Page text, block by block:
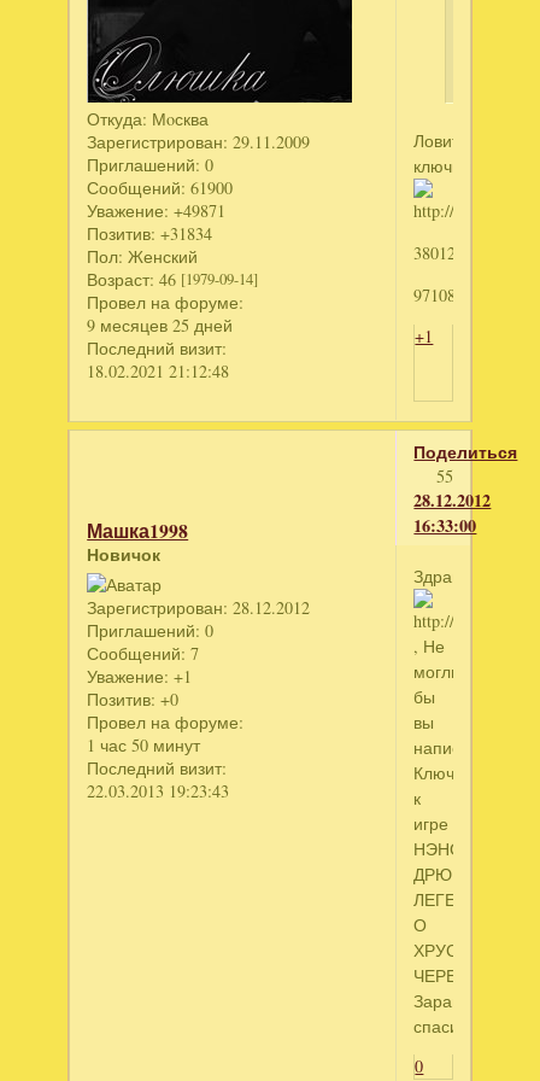
Откуда: Мoсква
Зарегистрирован: 29.11.2009
Приглашений: 0
Сообщений: 61900
Уважение: +49871
Позитив: +31834
Пол: Женский
Возраст: 46 [1979-09-14]
Провел на форуме:
9 месяцев 25 дней
Последний визит:
18.02.2021 21:12:48
Ловите
ключики:
3801266388
971085820
+1
Поделиться
55
28.12.2012
16:33:00
Машка1998
Новичок
Зарегистрирован: 28.12.2012
Приглашений: 0
Сообщений: 7
Уважение: +1
Позитив: +0
Провел на форуме:
1 час 50 минут
Последний визит:
22.03.2013 19:23:43
Здравствуйте
, Не
могли
бы
вы
написать
Ключ
к
игре
НЭНСИ
ДРЮ
ЛЕГЕНДА
О
ЧЕРЕПЕ.
Заранее
спасибо.
0